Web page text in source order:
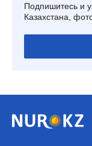
Подпишитесь и
Казахстана,